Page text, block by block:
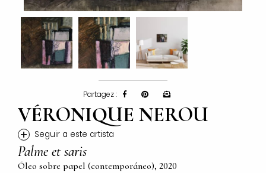
Partagez :
VÉRONIQUE NEROU
+ Seguir a este artista
Palme et saris
Óleo sobre papel (contemporáneo), 2020